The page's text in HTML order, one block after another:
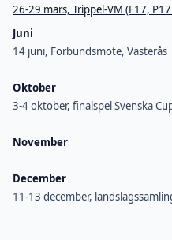
26-29 mars, Trippel-VM (F17,
Juni
14 juni, Förbundsmöte, Västerås
Oktober
3-4 oktober, finalspel Svenska
November
December
11-13 december,